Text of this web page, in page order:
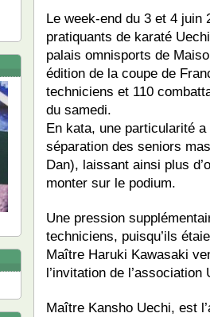
Le week-end du 3 et 4 juin
pratiquants de karaté
palais omnisports de
édition de la coupe de
techniciens et 110
du samedi.
En kata, une particularité
séparation des seniors
Dan), laissant ainsi plus
monter sur le podium.
Une pression
techniciens, puisqu’ils
Maître Haruki Kawasaki
l’invitation de
Maître Kansho Uechi, est